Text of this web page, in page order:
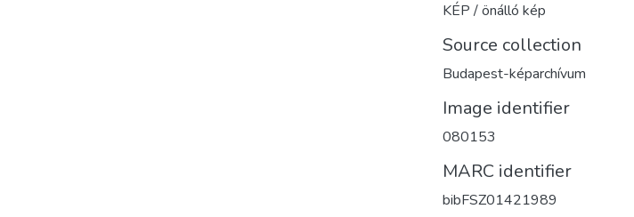
KÉP / önálló kép
Source collection
Budapest-képarchívum
Image identifier
080153
MARC identifier
bibFSZ01421989